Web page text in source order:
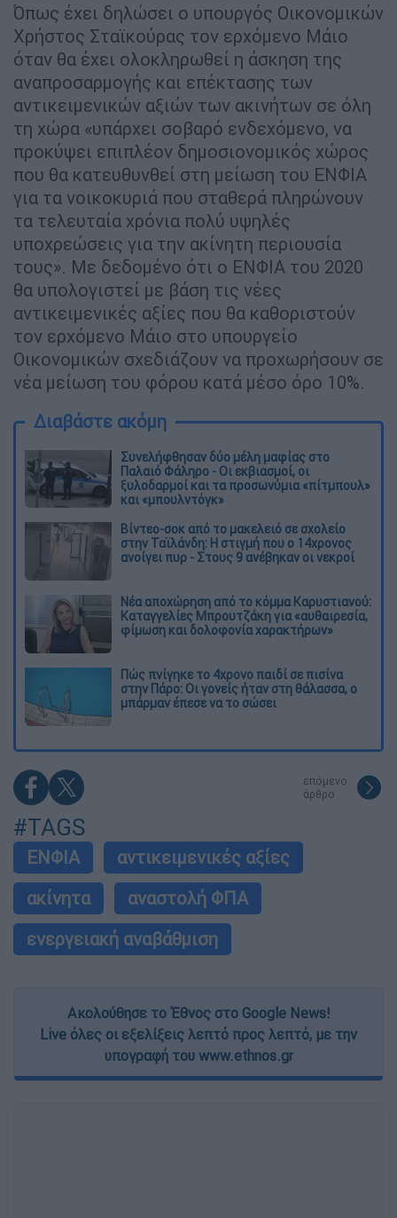
Όπως έχει δηλώσει ο υπουργός Οικονομικών
Χρήστος Σταϊκούρας τον ερχόμενο Μάιο
όταν θα έχει ολοκληρωθεί η άσκηση της
αναπροσαρμογής και επέκτασης των
αντικειμενικών αξιών των ακινήτων σε όλη
τη χώρα «υπάρχει σοβαρό ενδεχόμενο, να
προκύψει επιπλέον δημοσιονομικός χώρος
που θα κατευθυνθεί στη μείωση του ΕΝΦΙΑ
για τα νοικοκυριά που σταθερά πληρώνουν
τα τελευταία χρόνια πολύ υψηλές
υποχρεώσεις για την ακίνητη περιουσία
τους». Με δεδομένο ότι ο ΕΝΦΙΑ του 2020
θα υπολογιστεί με βάση τις νέες
αντικειμενικές αξίες που θα καθοριστούν
τον ερχόμενο Μάιο στο υπουργείο
Οικονομικών σχεδιάζουν να προχωρήσουν σε
νέα μείωση του φόρου κατά μέσο όρο 10%.
Διαβάστε ακόμη
Συνελήφθησαν δύο μέλη μαφίας στο
Παλαιό Φάληρο - Οι εκβιασμοί, οι
ξυλοδαρμοί και τα προσωνύμια «πίτμπουλ»
και «μπουλντόγκ»
Βίντεο-σοκ από το μακελειό σε σχολείο
στην Ταϊλάνδη: Η στιγμή που ο 14χρονος
ανοίγει πυρ - Στους 9 ανέβηκαν οι νεκροί
Νέα αποχώρηση από το κόμμα Καρυστιανού:
Καταγγελίες Μπρουτζάκη για «αυθαιρεσία,
φίμωση και δολοφονία χαρακτήρων»
Πώς πνίγηκε το 4χρονο παιδί σε πισίνα
στην Πάρο: Οι γονείς ήταν στη θάλασσα, ο
μπάρμαν έπεσε να το σώσει
επόμενο
άρθρο
#TAGS
ΕΝΦΙΑ
αντικειμενικές αξίες
ακίνητα
αναστολή ΦΠΑ
ενεργειακή αναβάθμιση
Ακολούθησε το Έθνος στο Google News!
Live όλες οι εξελίξεις λεπτό προς λεπτό, με την
υπογραφή του www.ethnos.gr